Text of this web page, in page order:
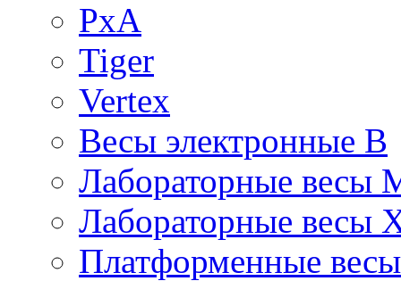
PxA
Tiger
Vertex
Весы электронные B
Лабораторные весы
Лабораторные весы
Платформенные